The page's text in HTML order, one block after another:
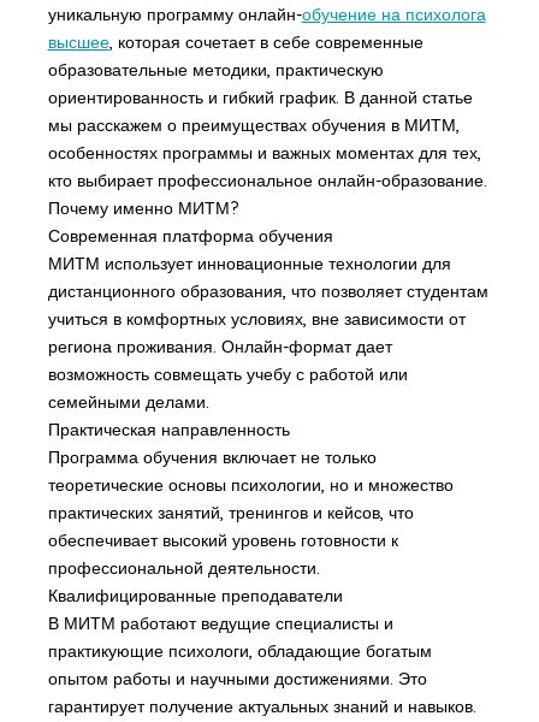
уникальную программу онлайн-обучение на психолога
высшее, которая сочетает в себе современные
образовательные методики, практическую
ориентированность и гибкий график. В данной статье
мы расскажем о преимуществах обучения в МИТМ,
особенностях программы и важных моментах для тех,
кто выбирает профессиональное онлайн-образование.
Почему именно МИТМ?
Современная платформа обучения
МИТМ использует инновационные технологии для
дистанционного образования, что позволяет студентам
учиться в комфортных условиях, вне зависимости от
региона проживания. Онлайн-формат дает
возможность совмещать учебу с работой или
семейными делами.
Практическая направленность
Программа обучения включает не только
теоретические основы психологии, но и множество
практических занятий, тренингов и кейсов, что
обеспечивает высокий уровень готовности к
профессиональной деятельности.
Квалифицированные преподаватели
В МИТМ работают ведущие специалисты и
практикующие психологи, обладающие богатым
опытом работы и научными достижениями. Это
гарантирует получение актуальных знаний и навыков.